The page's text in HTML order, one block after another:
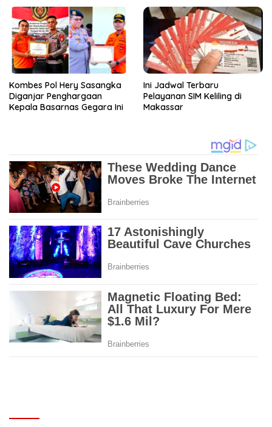
Kombes Pol Hery Sasangka
Diganjar Penghargaan
Kepala Basarnas Gegara Ini
Ini Jadwal Terbaru
Pelayanan SIM Keliling di
Makassar